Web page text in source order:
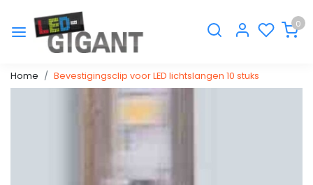
0
Home Bevestigingsclip voor LED lichtslangen 10 stuks